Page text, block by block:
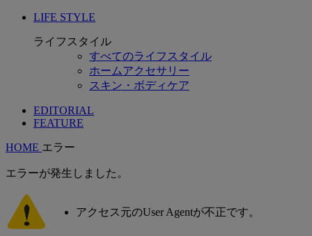
LIFE STYLE
ライフスタイル
すべてのライフスタイル
ホームアクセサリー
スキン・ボディケア
EDITORIAL
FEATURE
HOME エラー
エラーが発生しました。
アクセス元のUser Agentが不正です。